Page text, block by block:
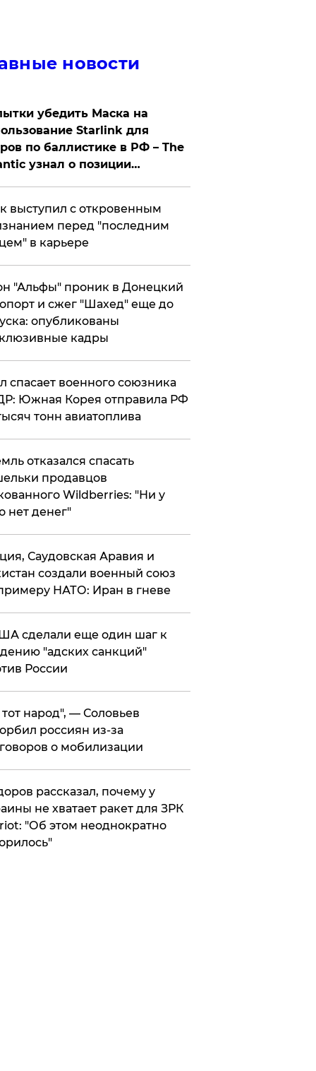
новости
убедить Маска на
Starlink для
по баллистике в РФ – The
узнал о позиции
выступил с откровенным
перед "последним
в карьере
"Альфы" проник в Донецкий
и сжег "Шахед" еще до
опубликованы
кадры
спасает военного союзника
Южная Корея отправила РФ
тонн авиатоплива
отказался спасать
продавцов
Wildberries: "Ни у
нет денег"
Саудовская Аравия и
создали военный союз
НАТО: Иран в гневе
сделали еще один шаг к
"адских санкций"
России
народ", — Соловьев
россиян из-за
о мобилизации
рассказал, почему у
не хватает ракет для ЗРК
"Об этом неоднократно